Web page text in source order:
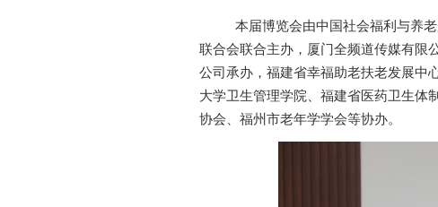
本届博览会由中国社会福利与养
联合会联合主办 ， 厦门全频道传媒有限
公司承办 ， 福建省幸福助老扶老发展中
大学卫生管理学院
福建省医药卫生体
协会
福州市老年学学会等协办。